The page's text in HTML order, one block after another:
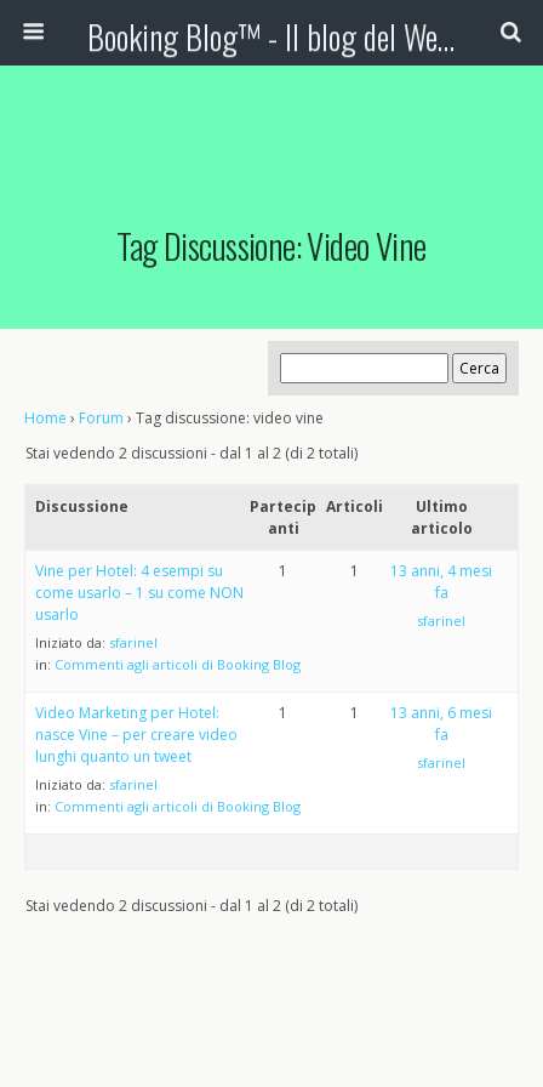
Booking Blog™ - Il blog del Web Marketing Turistico
Tag Discussione: Video Vine
Home › Forum › Tag discussione: video vine
Stai vedendo 2 discussioni - dal 1 al 2 (di 2 totali)
Discussione
Partecip
anti
Articoli
Ultimo
articolo
Vine per Hotel: 4 esempi su
come usarlo – 1 su come NON
usarlo
Iniziato da: sfarinel
in: Commenti agli articoli di Booking Blog
1 1
13 anni, 4 mesi
fa
sfarinel
Video Marketing per Hotel:
nasce Vine – per creare video
lunghi quanto un tweet
Iniziato da: sfarinel
in: Commenti agli articoli di Booking Blog
1 1
13 anni, 6 mesi
fa
sfarinel
Stai vedendo 2 discussioni - dal 1 al 2 (di 2 totali)